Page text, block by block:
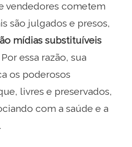
vendedores cometem
são julgados e presos,
mídias substituíveis
Por essa razão, sua
os poderosos
livres e preservados,
com a saúde e a